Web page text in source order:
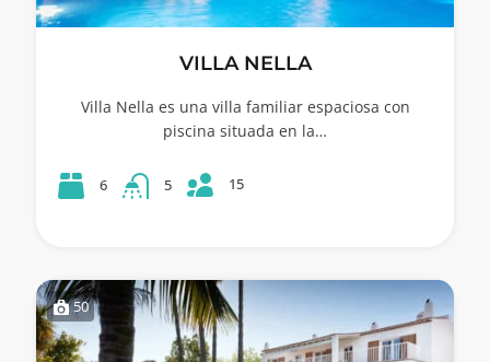
VILLA NELLA
Villa Nella es una villa familiar espaciosa con
piscina situada en la…
6 5 15
50